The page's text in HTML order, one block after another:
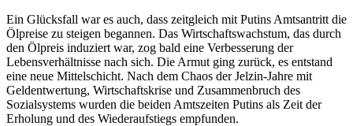
Ein Glücksfall war es auch, dass zeitgleich mit Putins Amtsantritt die
Ölpreise zu steigen begannen. Das Wirtschaftswachstum, das durch
den Ölpreis induziert war, zog bald eine Verbesserung der
Lebensverhältnisse nach sich. Die Armut ging zurück, es entstand
eine neue Mittelschicht. Nach dem Chaos der Jelzin-Jahre mit
Geldentwertung, Wirtschaftskrise und Zusammenbruch des
Sozialsystems wurden die beiden Amtszeiten Putins als Zeit der
Erholung und des Wiederaufstiegs empfunden.